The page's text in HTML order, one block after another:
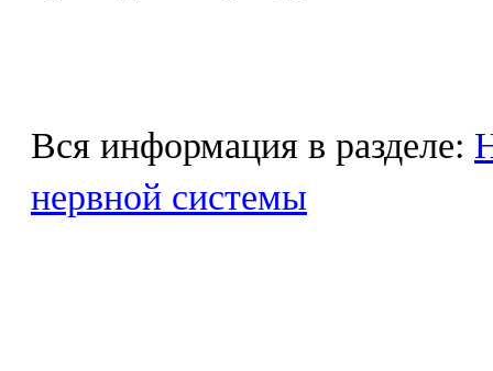
Вся информация в разделе:
нервной системы